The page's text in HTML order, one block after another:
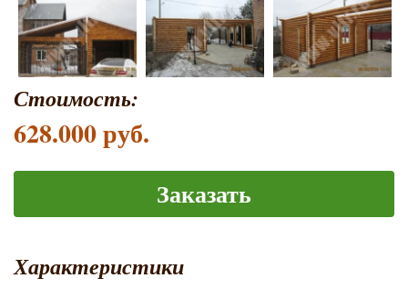
Стоимость:
628.000 руб.
Заказать
Характеристики